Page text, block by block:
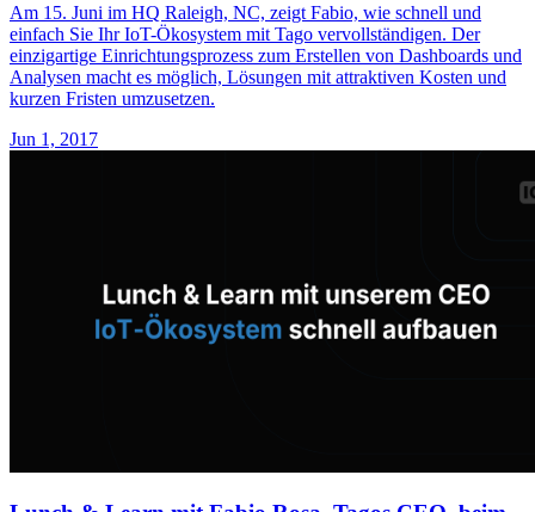
Am 15. Juni im HQ Raleigh, NC, zeigt Fabio, wie schnell und
einfach Sie Ihr IoT-Ökosystem mit Tago vervollständigen. Der
einzigartige Einrichtungsprozess zum Erstellen von Dashboards und
Analysen macht es möglich, Lösungen mit attraktiven Kosten und
kurzen Fristen umzusetzen.
Jun 1, 2017